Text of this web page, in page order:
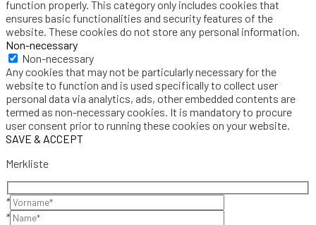
function properly. This category only includes cookies that
ensures basic functionalities and security features of the
website. These cookies do not store any personal information.
Non-necessary
Non-necessary
Any cookies that may not be particularly necessary for the
website to function and is used specifically to collect user
personal data via analytics, ads, other embedded contents are
termed as non-necessary cookies. It is mandatory to procure
user consent prior to running these cookies on your website.
SAVE & ACCEPT
Merkliste
*
*